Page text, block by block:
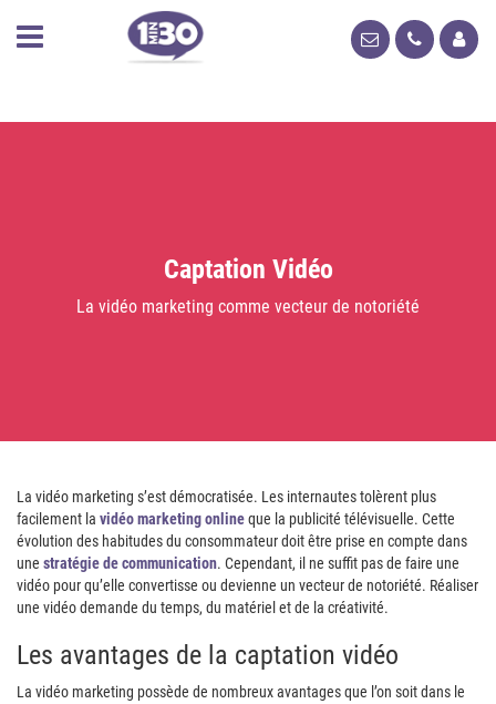
Captation Vidéo
La vidéo marketing comme vecteur de notoriété
La vidéo marketing s’est démocratisée. Les internautes tolèrent plus
facilement la vidéo marketing onlineque la publicité télévisuelle. Cette
évolution des habitudes du consommateur doit être prise en compte dans
une stratégie de communication. Cependant, il ne suffit pas de faire une
vidéo pour qu’elle convertisse ou devienne un vecteur de notoriété. Réaliser
une vidéo demande du temps, du matériel et de la créativité.
Les avantages de la captation vidéo
La vidéo marketing possède de nombreux avantages que l’on soit dans le